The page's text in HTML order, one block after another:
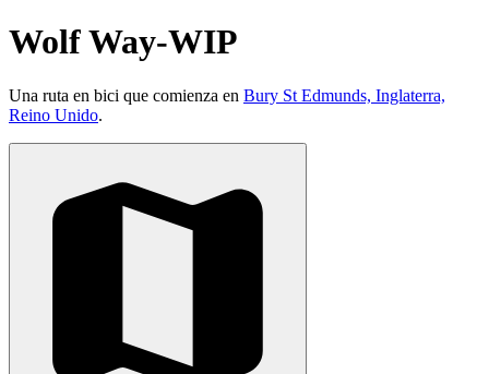
Wolf Way-WIP
Una ruta en bici que comienza en Bury St Edmunds, Inglaterra,
Reino Unido.